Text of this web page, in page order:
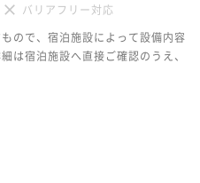
バリアフリー対応
ので、宿泊施設によって設備内容
は宿泊施設へ直接ご確認のうえ、